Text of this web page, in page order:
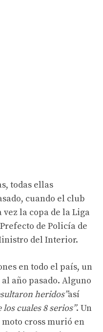
todas ellas
cuando el club
la copa de la Liga
de Policía de
del Interior.
en todo el país, un
año pasado. Alguno
heridos”así
cuales 8 serios”. Un
cross murió en